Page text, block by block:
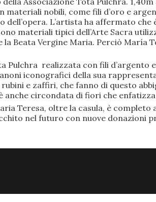
materiali nobili, come fili d’oro e
L’artista ha affermato
materiali tipici dell’Arte Sacra
la Beata Vergine Maria. Perciò María
Pulchra realizzata con fili d’argento
iconografici della sua
e zaffiri, che fanno di questo
anche circondata di fiori che
Teresa, oltre la casula, è
nel futuro con nuove donazioni